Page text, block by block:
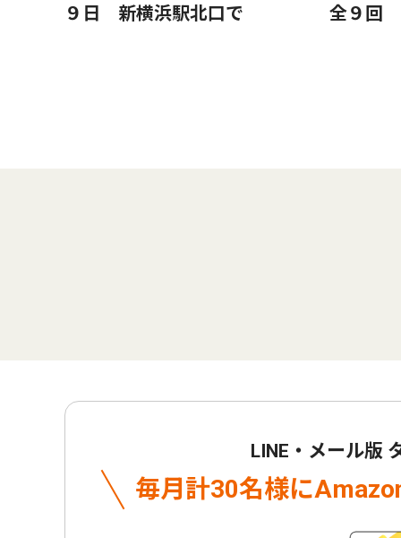
９日 新横浜駅北口で
全９回
LINE・メール版
毎月計30名様に